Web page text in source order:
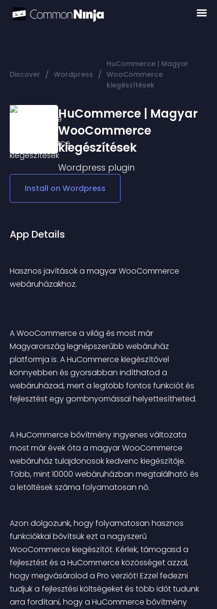
Discover / Wordpress /
HuCommerce | Magyar
WooCommerce
kiegészítések
HuCommerce | Magyar
WooCommerce
kiegészítések
Wordpress plugin
Install on Wordpress
App Details
Hasznos javítások a magyar WooCommerce
webáruházakhoz.
A WooCommerce a világ és most már
Magyarország legnépszerűbb webáruház
platformja is. A HuCommerce kiegészítővel
könnyebben és gyorsabban indíthatod a
webáruházad, mert a legtöbb fontos funkciót és
fejlesztést egy gombnyomással helyettesítheted.
A HuCommerce bővítmény ingyenes változata
most már évek óta a magyar WooCommerce
webáruház tulajdonosok kedvenc kiegészítője.
Több, mint 10000 webáruházban megtalálható és
a letöltések száma folyamatosan nő.
Azon dolgozunk, hogy folyamatosan hasznos
funkciókkal bővítsük ezt a nagyszerű
WooCommerce kiegészítőt. Kérlek, támogasd a
fejlesztést és a HuCommerce közösséget azzal,
hogy megvásárolod a Pro verziót! Ezzel fedezni
tudjuk a fejlesztési költségeket és több időt tudunk
arra fordítani, hogy a HuCommerce bővítmény